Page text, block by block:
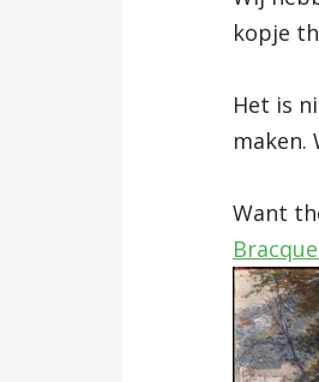
kopje
Het is
maken.
Want